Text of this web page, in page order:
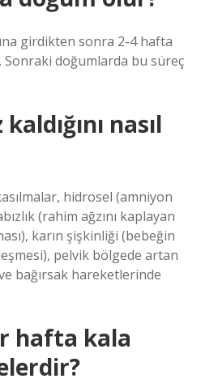
girdikten sonra 2-4 hafta
Sonraki doğumlarda bu süreç
nasıl
hidrosel (amniyon
(rahim ağzını kaplayan
karın şişkinliği (bebeğin
pelvik bölgede artan
bağırsak hareketlerinde
hafta kala